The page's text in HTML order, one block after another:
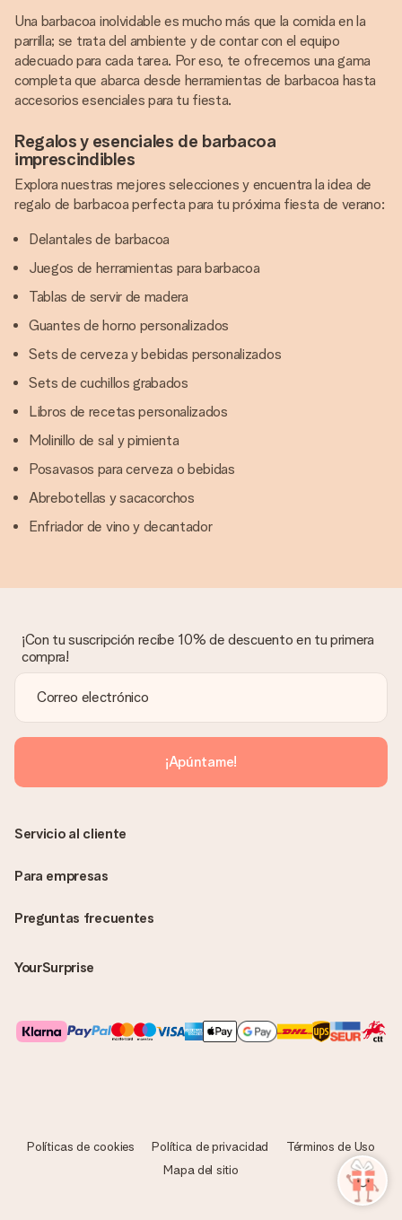
Una barbacoa inolvidable es mucho más que la comida en la
parrilla; se trata del ambiente y de contar con el equipo
adecuado para cada tarea. Por eso, te ofrecemos una gama
completa que abarca desde herramientas de barbacoa hasta
accesorios esenciales para tu fiesta.
Regalos y esenciales de barbacoa
imprescindibles
Explora nuestras mejores selecciones y encuentra la idea de
regalo de barbacoa perfecta para tu próxima fiesta de verano:
Delantales de barbacoa
Juegos de herramientas para barbacoa
Tablas de servir de madera
Guantes de horno personalizados
Sets de cerveza y bebidas personalizados
Sets de cuchillos grabados
Libros de recetas personalizados
Molinillo de sal y pimienta
Posavasos para cerveza o bebidas
Abrebotellas y sacacorchos
Enfriador de vino y decantador
¡Con tu suscripción recibe 10% de descuento en tu primera
compra!
¡Apúntame!
Preguntas frecuentes
YourSurprise
Servicio al cliente
Para empresas
Políticas de cookies Política de privacidad
Términos de Uso
Mapa del sitio